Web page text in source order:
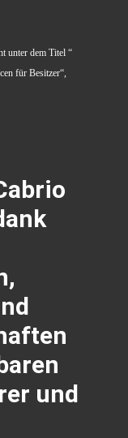
unter dem Titel “
für Besitzer“,
und